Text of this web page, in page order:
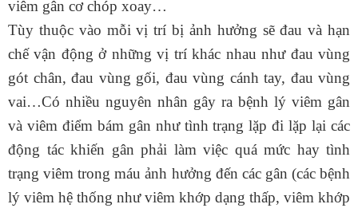
viêm gân cơ chóp xoay…
Tùy thuộc vào mỗi vị trí bị ảnh hưởng sẽ đau và hạn
chế vận động ở những vị trí khác nhau như đau vùng
gót chân, đau vùng gối, đau vùng cánh tay, đau vùng
vai…Có nhiều nguyên nhân gây ra bệnh lý viêm gân
và viêm điểm bám gân như tình trạng lặp đi lặp lại các
động tác khiến gân phải làm việc quá mức hay tình
trạng viêm trong máu ảnh hưởng đến các gân (các bệnh
lý viêm hệ thống như viêm khớp dạng thấp, viêm khớp